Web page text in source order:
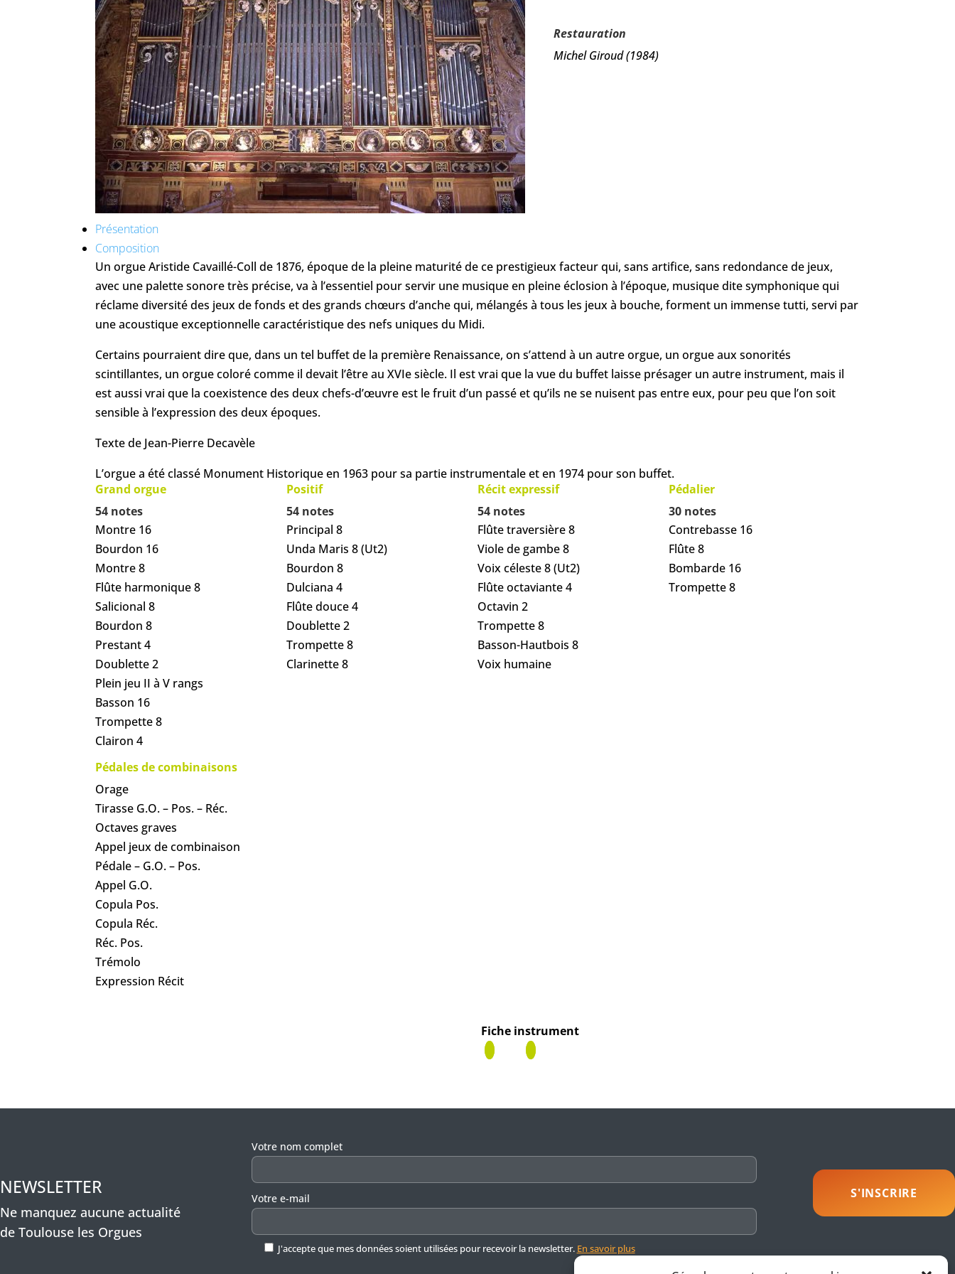
Restauration
Michel Giroud (1984)
Présentation
Composition
Un orgue Aristide Cavaillé-Coll de 1876, époque de la pleine maturité de ce prestigieux facteur qui, sans artifice, sans redondance de jeux,
avec une palette sonore très précise, va à l’essentiel pour servir une musique en pleine éclosion à l’époque, musique dite symphonique qui
réclame diversité des jeux de fonds et des grands chœurs d’anche qui, mélangés à tous les jeux à bouche, forment un immense tutti, servi par
une acoustique exceptionnelle caractéristique des nefs uniques du Midi.
Certains pourraient dire que, dans un tel buffet de la première Renaissance, on s’attend à un autre orgue, un orgue aux sonorités
scintillantes, un orgue coloré comme il devait l’être au XVIe siècle. Il est vrai que la vue du buffet laisse présager un autre instrument, mais il
est aussi vrai que la coexistence des deux chefs-d’œuvre est le fruit d’un passé et qu’ils ne se nuisent pas entre eux, pour peu que l’on soit
sensible à l’expression des deux époques.
Texte de Jean-Pierre Decavèle
L’orgue a été classé Monument Historique en 1963 pour sa partie instrumentale et en 1974 pour son buffet.
Grand orgue
54 notes
Montre 16
Bourdon 16
Montre 8
Flûte harmonique 8
Salicional 8
Bourdon 8
Prestant 4
Doublette 2
Plein jeu II à V rangs
Basson 16
Trompette 8
Clairon 4
Positif
54 notes
Principal 8
Unda Maris 8 (Ut2)
Bourdon 8
Dulciana 4
Flûte douce 4
Doublette 2
Trompette 8
Clarinette 8
Récit expressif
54 notes
Flûte traversière 8
Viole de gambe 8
Voix céleste 8 (Ut2)
Flûte octaviante 4
Octavin 2
Trompette 8
Basson-Hautbois 8
Voix humaine
Pédalier
30 notes
Contrebasse 16
Flûte 8
Bombarde 16
Trompette 8
Pédales de combinaisons
Orage
Tirasse G.O. – Pos. – Réc.
Octaves graves
Appel jeux de combinaison
Pédale – G.O. – Pos.
Appel G.O.
Copula Pos.
Copula Réc.
Réc. Pos.
Trémolo
Expression Récit
Fiche instrument
NEWSLETTER
Ne manquez aucune actualité
de Toulouse les Orgues
Veuillez laisser ce champ vide.
Votre nom complet
Votre e-mail
J'accepte que mes données soient utilisées pour recevoir la newsletter. En savoir plus